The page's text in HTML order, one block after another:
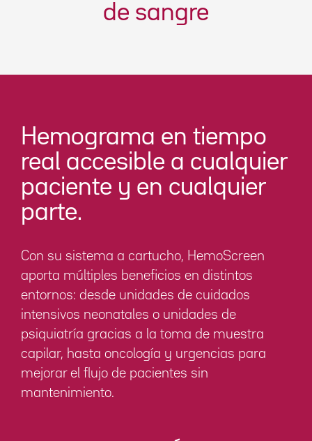
de sangre
Hemograma en tiempo
real accesible a cualquier
paciente y en cualquier
parte.
Con su sistema a cartucho, HemoScreen
aporta múltiples beneficios en distintos
entornos: desde unidades de cuidados
intensivos neonatales o unidades de
psiquiatría gracias a la toma de muestra
capilar, hasta oncología y urgencias para
mejorar el flujo de pacientes sin
mantenimiento.